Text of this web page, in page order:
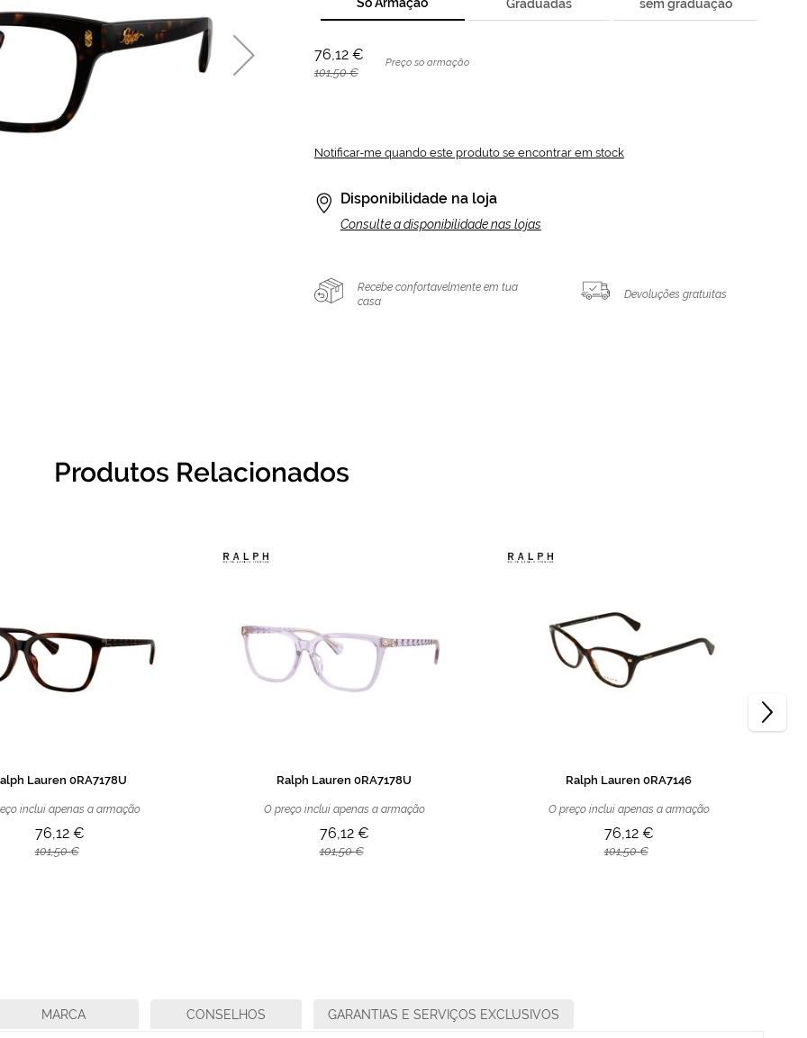
76,12 €
101,50 €
Preço só armação
Graduadas
sem graduação
Notificar-me quando este produto se encontrar em stock
Disponibilidade na loja
Consulte a disponibilidade nas lojas
Recebe confortavelmente em tua
casa
Devoluções gratuitas
Produtos Relacionados
Lauren 0RA7178U
inclui apenas a armação
76,12 €
101,50 €
Ralph Lauren 0RA7178U
O preço inclui apenas a armação
76,12 €
101,50 €
Ralph Lauren 0RA7146
O preço inclui apenas a armação
76,12 €
101,50 €
MARCA CONSELHOS GARANTIAS E SERVIÇOS EXCLUSIVOS